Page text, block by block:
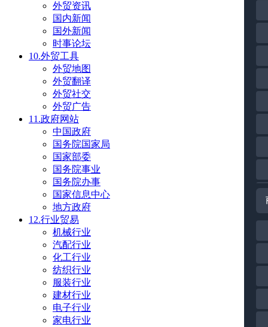
外贸资讯
国内新闻
国外新闻
时事论坛
10.外贸工具
外贸地图
外贸翻译
外贸社交
外贸广告
11.政府网站
中国政府
国务院国家局
国家部委
国务院事业
国务院办事
国家信息中心
地方政府
12.行业贸易
机械行业
汽配行业
化工行业
纺织行业
服装行业
建材行业
电子行业
家电行业